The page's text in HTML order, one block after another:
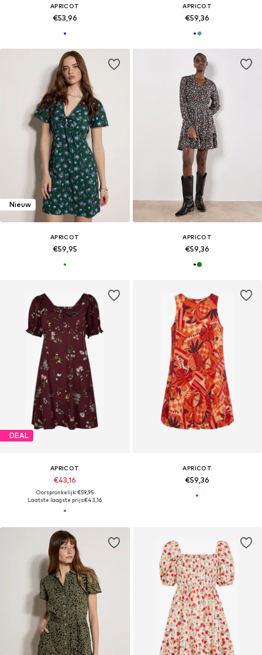
APRICOT
€53,96
APRICOT
€59,36
Nieuw
APRICOT
€59,95
APRICOT
€59,36
DEAL
APRICOT
€43,16
Oorspronkelijk: €59,95
Laatste laagste prijs:€43,16
APRICOT
€59,36